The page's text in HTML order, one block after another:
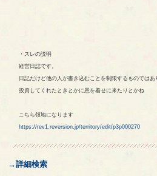
・スレの説明
経営日誌です。
日記だけど他の人が書き込むことを制限するものではあ
投資してくれたときとかに恩を着せに来たりとかね
こちら領地になります
https://rev1.reversion.jp/territory/edit/p3p000270
→詳細検索